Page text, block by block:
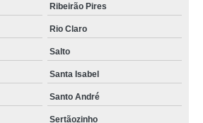
Ribeirão Pires
Rio Claro
Salto
Santa Isabel
Santo André
Sertãozinho